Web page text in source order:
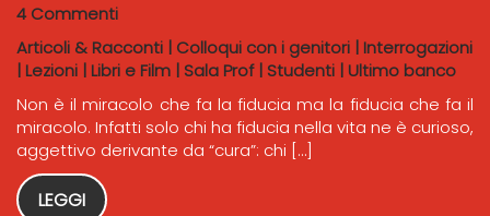
4 Commenti
Articoli & Racconti | Colloqui con i genitori | Interrogazioni
| Lezioni | Libri e Film | Sala Prof| Studenti | Ultimo banco
Non è il miracolo che fa la fiducia ma la fiducia che fa il
miracolo. Infatti solo chi ha fiducia nella vita ne è curioso,
aggettivo derivante da “cura”: chi […]
LEGGI